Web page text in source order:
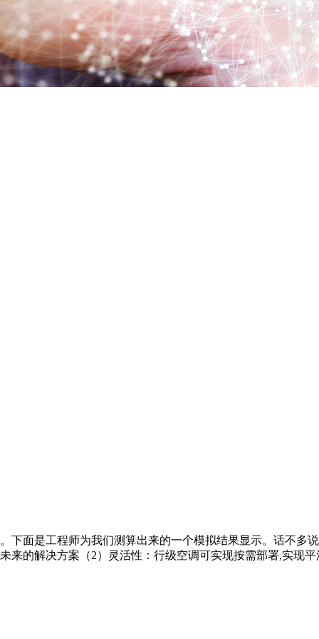
下面是工程师为我们测算出来的一个模拟结果显示。话不多
来的解决方案（2）灵活性：行级空调可实现按需部署,实现平